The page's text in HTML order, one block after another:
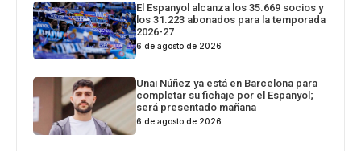
El Espanyol alcanza los 35.669 socios y
los 31.223 abonados para la temporada
2026-27
6 de agosto de 2026
Unai Núñez ya está en Barcelona para
completar su fichaje por el Espanyol;
será presentado mañana
6 de agosto de 2026